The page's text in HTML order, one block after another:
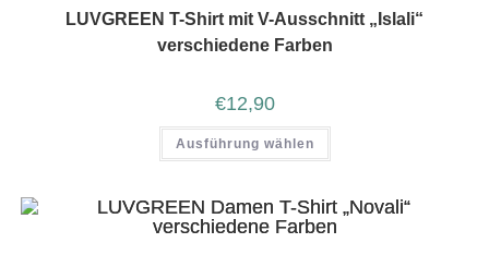
LUVGREEN T-Shirt mit V-Ausschnitt „Islali“
verschiedene Farben
€12,90
Ausführung wählen